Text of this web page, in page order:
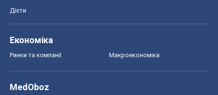
Дієти
Економіка
Ринки та компанії Макроекономіка
MedOboz